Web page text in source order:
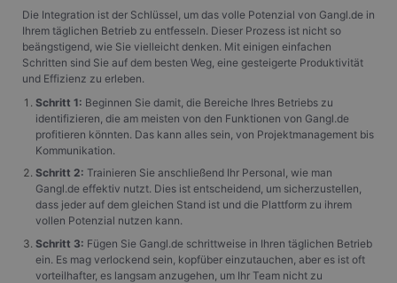
Die Integration ist der Schlüssel, um das volle Potenzial von Gangl.de in
Ihrem täglichen Betrieb zu entfesseln. Dieser Prozess ist nicht so
beängstigend, wie Sie vielleicht denken. Mit einigen einfachen
Schritten sind Sie auf dem besten Weg, eine gesteigerte Produktivität
und Effizienz zu erleben.
Schritt 1: Beginnen Sie damit, die Bereiche Ihres Betriebs zu
identifizieren, die am meisten von den Funktionen von Gangl.de
profitieren könnten. Das kann alles sein, von Projektmanagement bis
Kommunikation.
Schritt 2: Trainieren Sie anschließend Ihr Personal, wie man
Gangl.de effektiv nutzt. Dies ist entscheidend, um sicherzustellen,
dass jeder auf dem gleichen Stand ist und die Plattform zu ihrem
vollen Potenzial nutzen kann.
Schritt 3: Fügen Sie Gangl.de schrittweise in Ihren täglichen Betrieb
ein. Es mag verlockend sein, kopfüber einzutauchen, aber es ist oft
vorteilhafter, es langsam anzugehen, um Ihr Team nicht zu